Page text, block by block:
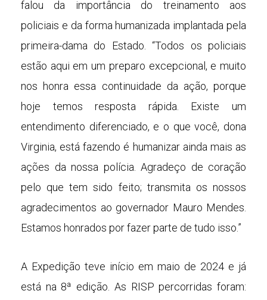
falou da importância do treinamento aos
policiais e da forma humanizada implantada pela
primeira-dama do Estado. “Todos os policiais
estão aqui em um preparo excepcional, e muito
nos honra essa continuidade da ação, porque
hoje temos resposta rápida. Existe um
entendimento diferenciado, e o que você, dona
Virginia, está fazendo é humanizar ainda mais as
ações da nossa polícia. Agradeço de coração
pelo que tem sido feito; transmita os nossos
agradecimentos ao governador Mauro Mendes.
Estamos honrados por fazer parte de tudo isso.”
A Expedição teve início em maio de 2024 e já
está na 8ª edição. As RISP percorridas foram: